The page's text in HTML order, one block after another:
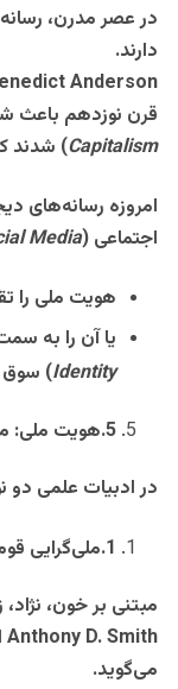
در عصر مدرن،
دارند.
Anderson
قرن نوزدهم باعث
Capitalism
) شدند
امروزه رسانه‌های
اجتماعی (
Media
هویت ملی را
یا آن را به
Identity
) سوق
5
.هویت ملی:
در ادبیات علمی
1
.ملی‌گرایی
مبتنی بر خون،
Anthony D. Smith
می‌گوید.